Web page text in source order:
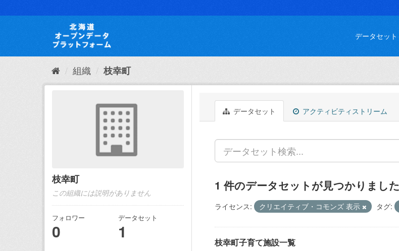
キ
て
データセット
組織 枝幸町
枝幸町
この組織には説明がありません
フォロワー
0
データセット
1
データセット アクティビティストリーム
1 件のデータセットが見つかりました
ライセンス: クリエイティブ・コモンズ 表示 タグ:
枝幸町子育て施設一覧